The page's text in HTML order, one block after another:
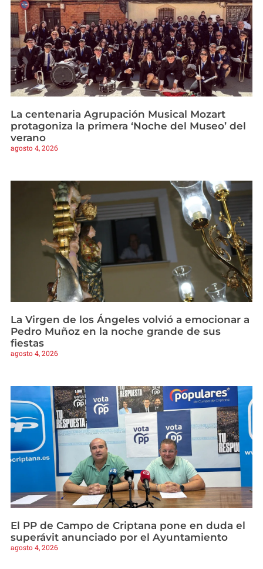
La centenaria Agrupación Musical Mozart
protagoniza la primera ‘Noche del Museo’ del
verano
agosto 4, 2026
La Virgen de los Ángeles volvió a emocionar a
Pedro Muñoz en la noche grande de sus
fiestas
agosto 4, 2026
El PP de Campo de Criptana pone en duda el
superávit anunciado por el Ayuntamiento
agosto 4, 2026